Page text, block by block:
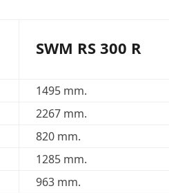
SWM RS 300 R
1495 mm.
2267 mm.
820 mm.
1285 mm.
963 mm.